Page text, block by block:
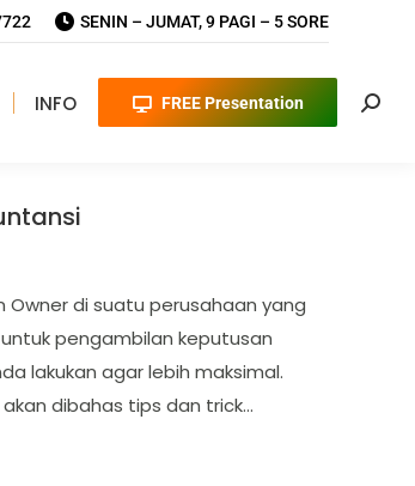
SENIN – JUMAT, 9 PAGI – 5 SORE
INFO FREE Presentation
di suatu perusahaan yang
pengambilan keputusan
lakukan agar lebih maksimal.
dibahas tips dan trick…